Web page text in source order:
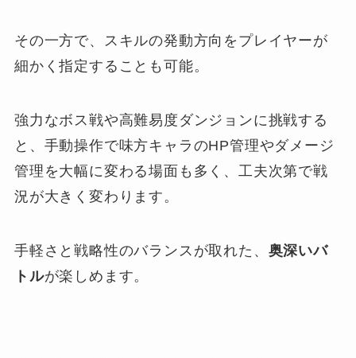
その一方で、スキルの発動方向をプレイヤーが
細かく指定することも可能。
強力なボス戦や高難易度ダンジョンに挑戦する
と、手動操作で味方キャラのHP管理やダメージ
管理を大幅に変わる場面も多く、工夫次第で戦
況が大きく変わります。
手軽さと戦略性のバランスが取れた、 奥深いバ
トルが楽しめます。